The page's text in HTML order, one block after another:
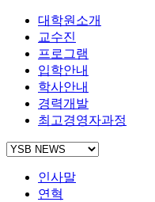
대학원소개
교수진
프로그램
입학안내
학사안내
경력개발
최고경영자과정
인사말
연혁